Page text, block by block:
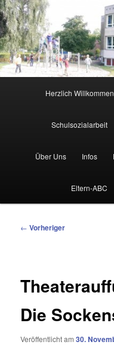
Zum
primären
Inhalt
springen
Herzlich Willkommen
Schulsozialarbeit
Über Uns Infos
Eltern-ABC
Beitragsnavigation
← Vorheriger
Die
Veröffentlicht am30.